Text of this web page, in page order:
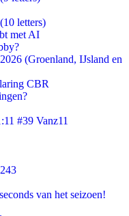
letters)
met AI
(Groenland, IJsland en
CBR
#39 Vanz11
van het seizoen!